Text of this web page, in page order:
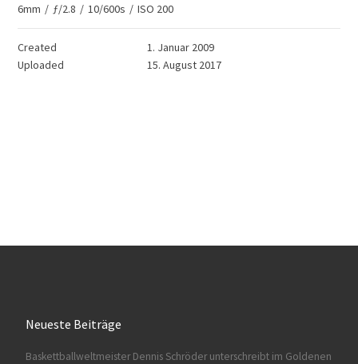
6mm / ƒ/2.8 / 10/600s / ISO 200
Created
1. Januar 2009
Uploaded
15. August 2017
Neueste Beiträge
Baskettballweltmeister Dennis Schröder unterschreibt im Goldenen